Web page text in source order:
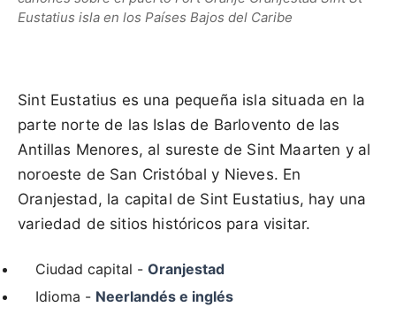
Eustatius isla en los Países Bajos del Caribe
Sint Eustatius es una pequeña isla situada en la
parte norte de las Islas de Barlovento de las
Antillas Menores, al sureste de Sint Maarten y al
noroeste de San Cristóbal y Nieves. En
Oranjestad, la capital de Sint Eustatius, hay una
variedad de sitios históricos para visitar.
Ciudad capital - Oranjestad
Idioma - Neerlandés e inglés